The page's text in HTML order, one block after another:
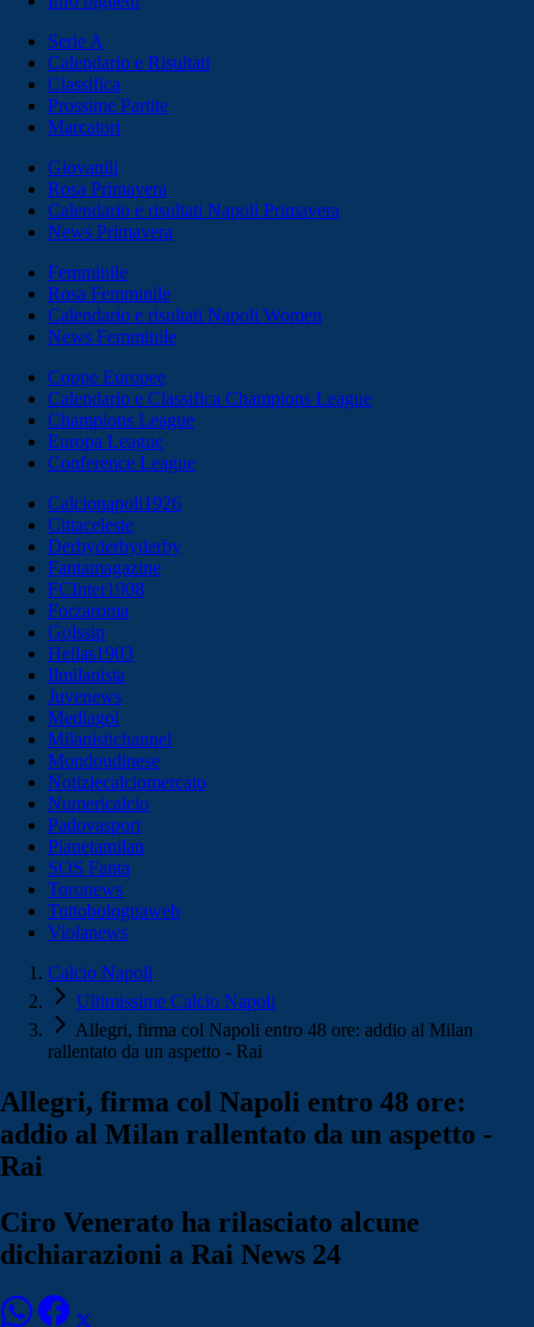
Serie A
Calendario e Risultati
Classifica
Prossime Partite
Marcatori
Giovanili
Rosa Primavera
Calendario e risultati Napoli Primavera
News Primavera
Femminile
Rosa Femminile
Calendario e risultati Napoli Women
News Femminile
Coppe Europee
Calendario e Classifica Champions League
Champions League
Europa League
Conference League
Calcionapoli1926
Cittaceleste
Derbyderbyderby
Fantamagazine
FCInter1908
Forzaroma
Golssip
Hellas1903
Ilmilanista
Juvenews
Mediagol
Milanistichannel
Mondoudinese
Notiziecalciomercato
Numericalcio
Padovasport
Pianetamilan
SOS Fanta
Toronews
Tuttobolognaweb
Violanews
Calcio Napoli
Ultimissime Calcio Napoli
Allegri, firma col Napoli entro 48 ore: addio al Milan
rallentato da un aspetto - Rai
Allegri, firma col Napoli entro 48 ore:
addio al Milan rallentato da un aspetto -
Rai
Ciro Venerato ha rilasciato alcune
dichiarazioni a Rai News 24